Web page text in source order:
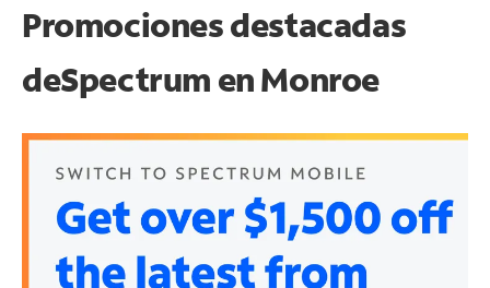
Promociones destacadas
deSpectrum enMonroe